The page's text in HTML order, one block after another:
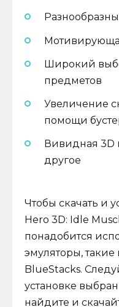
Широкий
предметов
Увеличение
помощи
Вивидная 3D
другое
Чтобы скачать и
Hero 3D: Idle
понадобится
эмуляторы,
BlueStacks.
установке
найдите и